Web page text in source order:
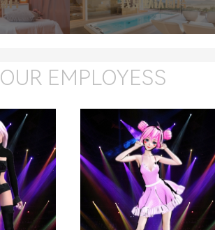
OUR EMPLOYESS